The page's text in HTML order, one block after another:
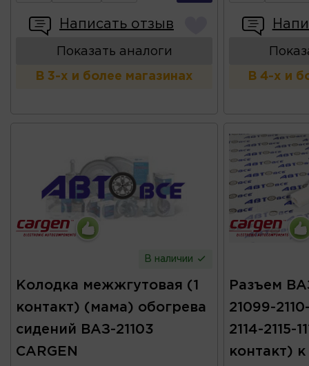
Написать отзыв
Показать аналоги
В 3-х и более магазинах В 4-х и
В наличии
Колодка межжгутовая (1
контакт) (мама) обогрева
сидений ВАЗ-21103
CARGEN
Разъем
21099-2110-
2114-2115-
контакт)